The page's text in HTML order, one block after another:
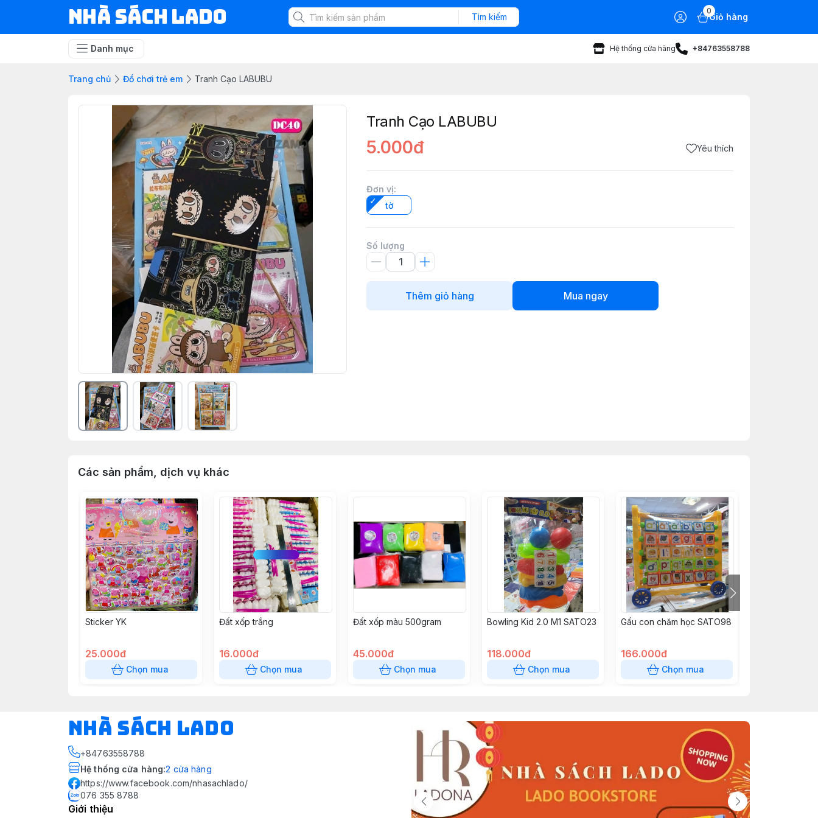
NHÀ SÁCH LADO Tìm kiếm
0
Giỏ hàng
Danh mục Hệ thống cửa hàng +84763558788
Trang chủ Đồ chơi trẻ em Tranh Cạo LABUBU
Tranh Cạo LABUBU
5.000đ Yêu thích
Đơn vị:
tờ
Số lượng
Thêm giỏ hàng Mua ngay
Các sản phẩm, dịch vụ khác
Sticker YK
25.000đ
Chọn mua
Đất xốp trắng
16.000đ
Chọn mua
Đất xốp màu 500gram
45.000đ
Chọn mua
Bowling Kid 2.0 M1 SATO23
118.000đ
Chọn mua
Gấu con chăm học SATO98
166.000đ
Chọn mua
NHÀ SÁCH LADO
+84763558788
Hệ thống cửa hàng:2 cửa hàng
https://www.facebook.com/nhasachlado/
076 355 8788
Giới thiệu